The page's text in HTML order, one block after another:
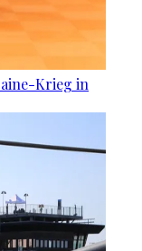
Krieg in